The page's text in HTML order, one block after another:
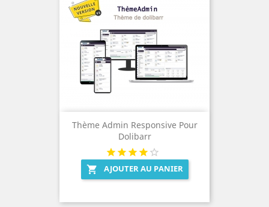
Thème Admin Responsive Pour
Dolibarr
 AJOUTER AU PANIER